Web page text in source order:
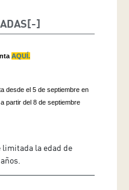
AQUÍ.
desde el 5 de septiembre en
partir del 8 de septiembre
limitada la edad de